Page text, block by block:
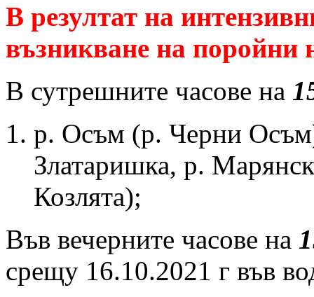
В резултат на
възникване на поройни
В сутрешните часове на
р. Осъм (р. Черни
Златаришка, р.
Козлята);
Във вечерните часове на
срещу 16.10.2021 г във